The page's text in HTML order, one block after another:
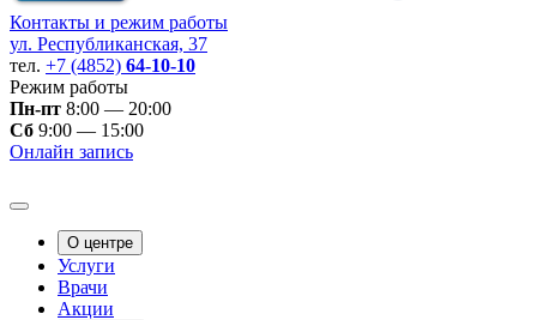
Контакты и режим работы
ул. Республиканская, 37
тел. +7 (4852) 64-10-10
Режим работы
Пн-пт 8:00 — 20:00
Сб 9:00 — 15:00
Онлайн запись
О центре
Услуги
Врачи
Акции